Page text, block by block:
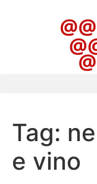
Tag:
e vino